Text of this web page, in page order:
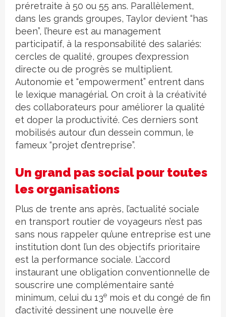
préretraite à 50 ou 55 ans. Parallèlement,
dans les grands groupes, Taylor devient “has
been”, l’heure est au management
participatif, à la responsabilité des salariés:
cercles de qualité, groupes d’expression
directe ou de progrès se multiplient.
Autonomie et “empowerment” entrent dans
le lexique managérial. On croit à la créativité
des collaborateurs pour améliorer la qualité
et doper la productivité. Ces derniers sont
mobilisés autour d’un dessein commun, le
fameux “projet d’entreprise”.
Un grand pas social pour toutes
les organisations
Plus de trente ans après, l’actualité sociale
en transport routier de voyageurs n’est pas
sans nous rappeler qu’une entreprise est une
institution dont l’un des objectifs prioritaire
est la performance sociale. L’accord
instaurant une obligation conventionnelle de
souscrire une complémentaire santé
minimum, celui du 13e mois et du congé de fin
d’activité dessinent une nouvelle ère